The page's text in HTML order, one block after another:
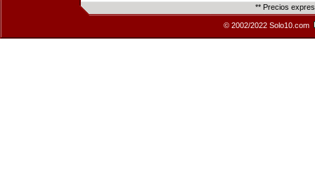
** Precios
© 2002/2022 Solo10.com